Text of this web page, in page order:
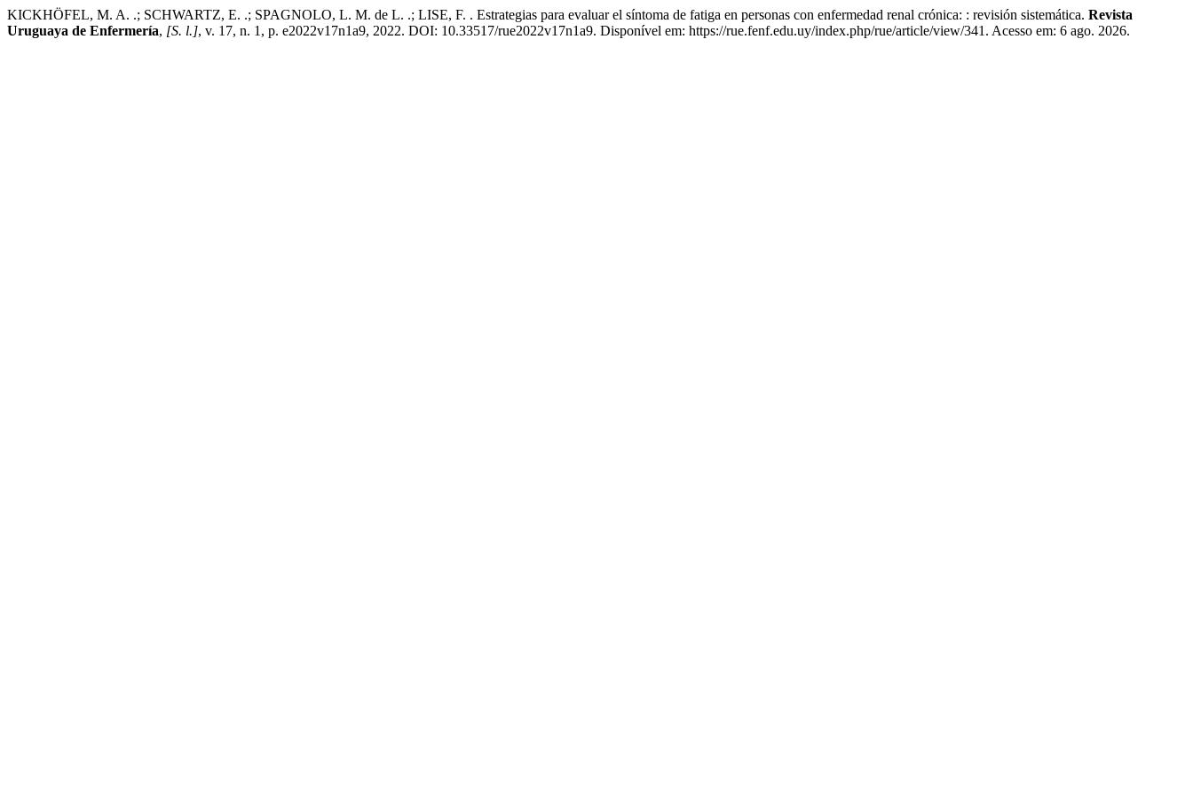
KICKHÖFEL, M. A. .; SCHWARTZ, E. .; SPAGNOLO, L. M. de L. .; LISE, F. . Estrategias para evaluar el síntoma de fatiga en personas con enfermedad renal crónica: : revisión sistemática. Revista
Uruguaya de Enfermería, [S. l.], v. 17, n. 1, p. e2022v17n1a9, 2022. DOI: 10.33517/rue2022v17n1a9. Disponível em: https://rue.fenf.edu.uy/index.php/rue/article/view/341. Acesso em: 6 ago. 2026.